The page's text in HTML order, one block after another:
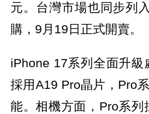
元。台灣市場也同步列
購，9月19日正式開賣。
iPhone 17系列全面升
採用A19 Pro晶片，Pro
能。相機方面，Pro系